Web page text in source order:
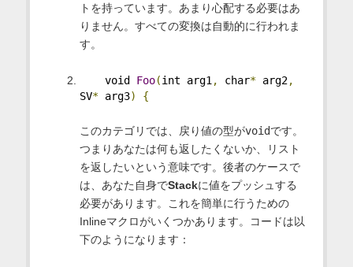
トを持っています。あまり心配する必要はあ
りません。すべての変換は自動的に行われま
す。
void Foo(int arg1 , char* arg2,
SV* arg3) {
このカテゴリでは、戻り値の型がvoidです。
つまりあなたは何も返したくないか、リスト
を返したいという意味です。後者のケースで
は、あなた自身でStackに値をプッシュする
必要があります。これを簡単に行うための
Inlineマクロがいくつかあります。コードは以
下のようになります：